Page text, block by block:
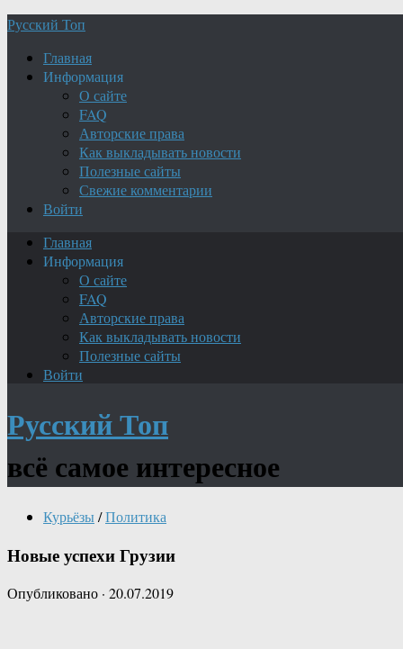
Русский Топ
Главная
Информация
О сайте
FAQ
Авторские права
Как выкладывать новости
Полезные сайты
Свежие комментарии
Войти
Главная
Информация
О сайте
FAQ
Авторские права
Как выкладывать новости
Полезные сайты
Войти
Русский Топ
всё самое интересное
Курьёзы/Политика
Новые успехи Грузии
Опубликовано · 20.07.2019